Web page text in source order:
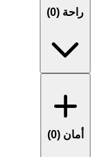
راحة (0
)
أمان (0
)